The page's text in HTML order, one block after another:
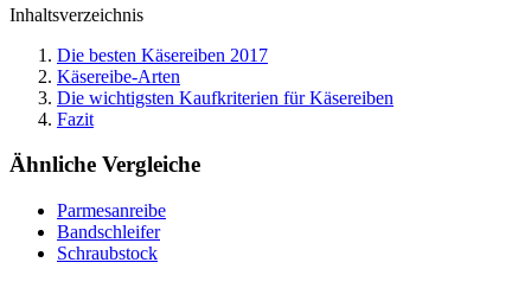
Inhaltsverzeichnis
Die besten Käsereiben 2017
Käsereibe-Arten
Die wichtigsten Kaufkriterien für Käsereiben
Fazit
Ähnliche Vergleiche
Parmesanreibe
Bandschleifer
Schraubstock